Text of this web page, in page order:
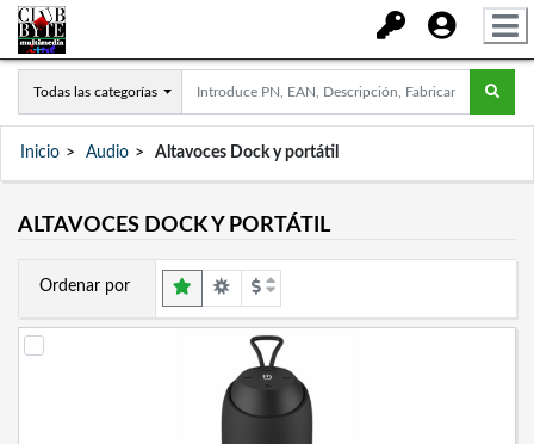
Todas las categorías
Inicio Audio Altavoces Dock y portátil
ALTAVOCES DOCK Y PORTÁTIL
Ordenar por